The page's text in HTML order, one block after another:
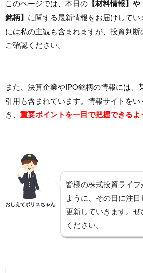
このページでは、本日の 【材料情報】
銘柄】 に関する最新情報をお届けして
には私の主観も含まれますが、投資判
ご確認ください。
また、決算企業やIPO銘柄の情報には、
引用も含まれています。情報サイトを
き、 重要ポイントを一目で把握できるよ
おしえてポリスちゃん
皆様の株式投資ライ
ように、その日に注
更新していきます。
ください。